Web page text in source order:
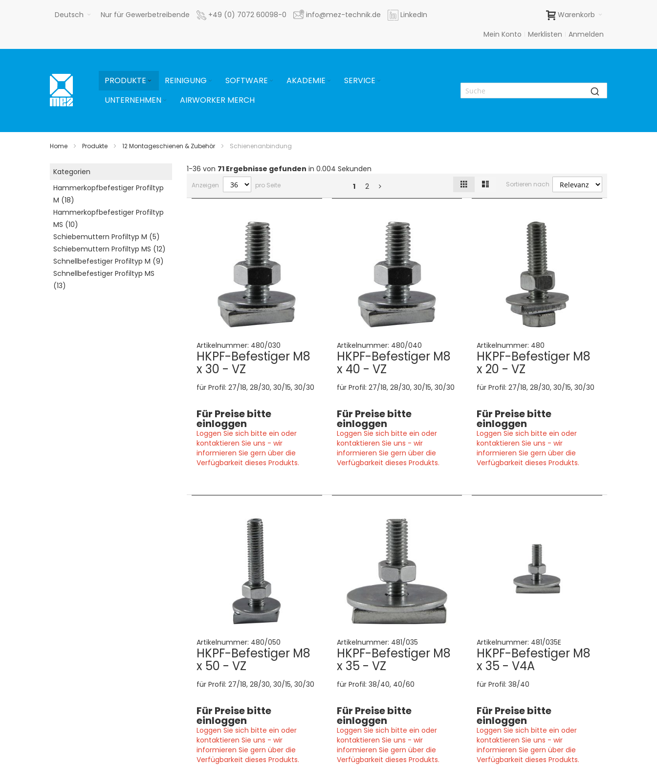
Direkt
Deutsch Nur für Gewerbetreibende +49 (0) 7072 60098-0 info@mez-technik.de LinkedIn
Warenkorb
Mein Konto
Merklisten Anmelden
PRODUKTE REINIGUNG SOFTWARE AKADEMIE
SERVICE
UNTERNEHMEN
AIRWORKER MERCH
Home Produkte 12 Montageschienen & Zubehör Schienenanbindung
Kategorien
Hammerkopfbefestiger Profiltyp
M 18
Hammerkopfbefestiger Profiltyp
MS 10
Schiebemuttern Profiltyp M 5
Schiebemuttern Profiltyp MS 12
Schnellbefestiger Profiltyp M 9
Schnellbefestiger Profiltyp MS
13
1-36 von 71 Ergebnisse gefunden in 0.004 Sekunden
Anzeigen pro Seite Sortieren nach
1 2
Ansicht
als
Raster
Artikelnummer: 480/030
HKPF-Befestiger M8
x 30 - VZ
für Profil: 27/18, 28/30, 30/15, 30/30
Für Preise bitte
einloggen
Loggen Sie sich bitte ein oder
kontaktieren Sie uns - wir
informieren Sie gern über die
Verfügbarkeit dieses Produkts.
Artikelnummer: 480/040
HKPF-Befestiger M8
x 40 - VZ
für Profil: 27/18, 28/30, 30/15, 30/30
Für Preise bitte
einloggen
Loggen Sie sich bitte ein oder
kontaktieren Sie uns - wir
informieren Sie gern über die
Verfügbarkeit dieses Produkts.
Artikelnummer: 480
HKPF-Befestiger M8
x 20 - VZ
für Profil: 27/18, 28/30, 30/15, 30/30
Für Preise bitte
einloggen
Loggen Sie sich bitte ein oder
kontaktieren Sie uns - wir
informieren Sie gern über die
Verfügbarkeit dieses Produkts.
Artikelnummer: 480/050
HKPF-Befestiger M8
x 50 - VZ
für Profil: 27/18, 28/30, 30/15, 30/30
Für Preise bitte
einloggen
Loggen Sie sich bitte ein oder
kontaktieren Sie uns - wir
informieren Sie gern über die
Verfügbarkeit dieses Produkts.
Artikelnummer: 481/035
HKPF-Befestiger M8
x 35 - VZ
für Profil: 38/40, 40/60
Für Preise bitte
einloggen
Loggen Sie sich bitte ein oder
kontaktieren Sie uns - wir
informieren Sie gern über die
Verfügbarkeit dieses Produkts.
Artikelnummer: 481/035E
HKPF-Befestiger M8
x 35 - V4A
für Profil: 38/40
Für Preise bitte
einloggen
Loggen Sie sich bitte ein oder
kontaktieren Sie uns - wir
informieren Sie gern über die
Verfügbarkeit dieses Produkts.